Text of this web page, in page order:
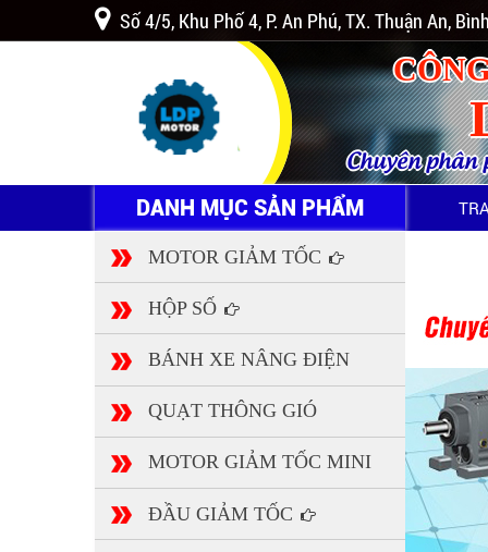
Số 4/5, Khu Phố 4, P. An Phú, TX. Thuận An,
Chuyên phân
DANH MỤC SẢN PHẨM
MOTOR GIẢM TỐC
HỘP SỐ
BÁNH XE NÂNG ĐIỆN
QUẠT THÔNG GIÓ
MOTOR GIẢM TỐC MINI
ĐẦU GIẢM TỐC